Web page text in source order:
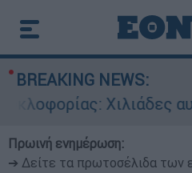
BREAKING NEWS:
Χιλιάδες
Πρωινή ενημέρωση:
➔ Δείτε τα πρωτοσέλιδα των